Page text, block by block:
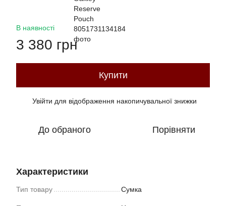
В наявності
3 380 грн
Купити
Увійти для відображення накопичувальної знижки
До обраного Порівняти
Характеристики
Тип товару Сумка